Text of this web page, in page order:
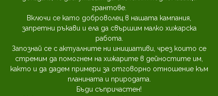
грантове.
Включи се като доброволец в нашата кампания,
запретни ръкави и ела да свършим малко хижарска
работа.
Запознай се с актуалните ни инициативи, чрез които се
стремим да помогнем на хижарите в дейностите им,
както и да дадем примери за отговорно отношение към
планината и природата.
Бъди съпричастен!